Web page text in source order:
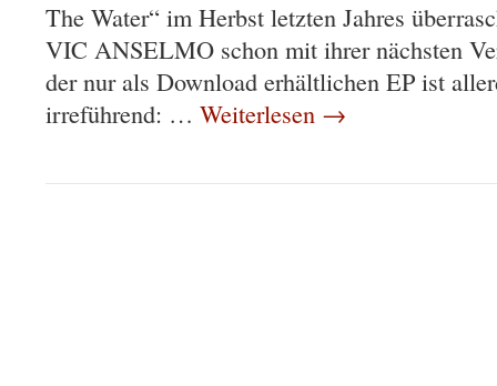
The Water“ im Herbst letzten Jahres
VIC ANSELMO schon mit ihrer nächsten
der nur als Download erhältlichen EP ist
irreführend: … Weiterlesen →